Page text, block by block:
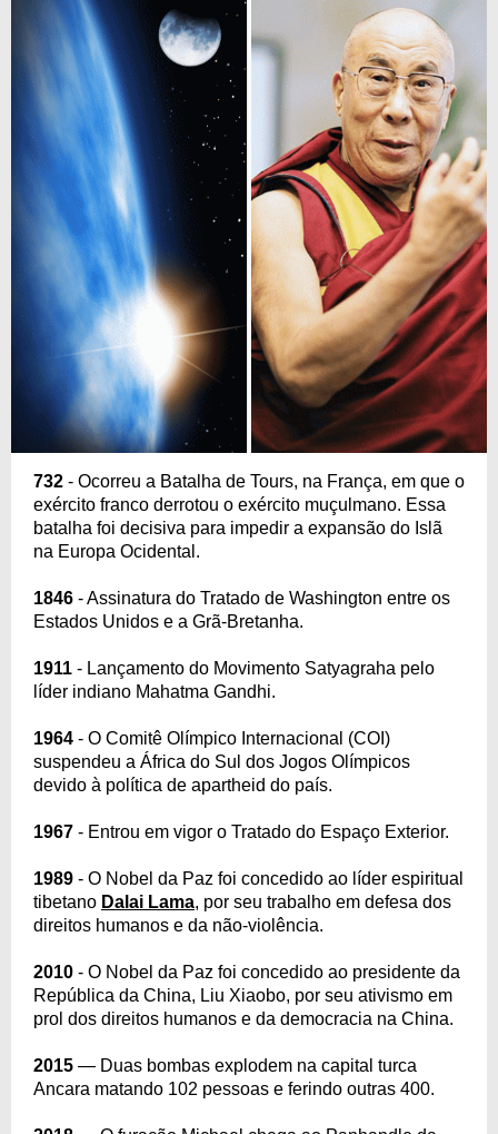
732 - Ocorreu a Batalha de Tours, na França, em que o
exército franco derrotou o exército muçulmano. Essa
batalha foi decisiva para impedir a expansão do Islã
na Europa Ocidental.
1846 - Assinatura do Tratado de Washington entre os
Estados Unidos e a Grã-Bretanha.
1911 - Lançamento do Movimento Satyagraha pelo
líder indiano Mahatma Gandhi.
1964 - O Comitê Olímpico Internacional (COI)
suspendeu a África do Sul dos Jogos Olímpicos
devido à política de apartheid do país.
1967 - Entrou em vigor o Tratado do Espaço Exterior.
1989 - O Nobel da Paz foi concedido ao líder espiritual
tibetano Dalai Lama, por seu trabalho em defesa dos
direitos humanos e da não-violência.
2010 - O Nobel da Paz foi concedido ao presidente da
República da China, Liu Xiaobo, por seu ativismo em
prol dos direitos humanos e da democracia na China.
2015 — Duas bombas explodem na capital turca
Ancara matando 102 pessoas e ferindo outras 400.